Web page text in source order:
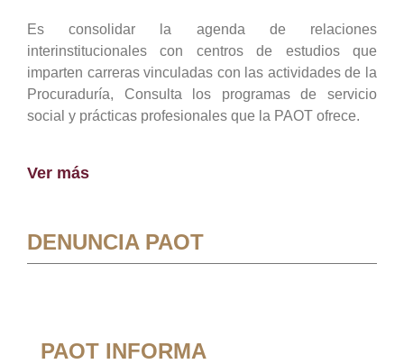
Es consolidar la agenda de relaciones
interinstitucionales con centros de estudios que
imparten carreras vinculadas con las actividades de la
Procuraduría, Consulta los programas de servicio
social y prácticas profesionales que la PAOT ofrece.
Ver más
DENUNCIA PAOT
PAOT INFORMA